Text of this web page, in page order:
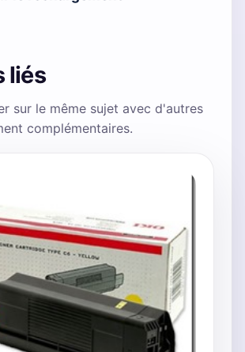
liés
sur le même sujet avec d'autres
complémentaires.